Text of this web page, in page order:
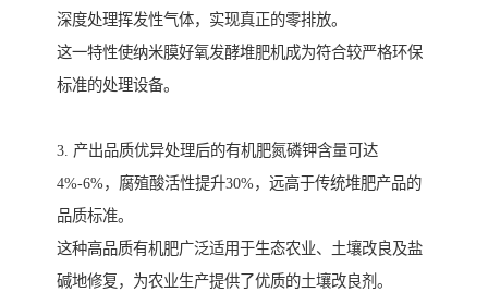
深度处理挥发性气体，实现真正的零排放。
这一特性使纳米膜好氧发酵堆肥机成为符合较严格环保
标准的处理设备。
3. 产出品质优异处理后的有机肥氮磷钾含量可达
4%-6%，腐殖酸活性提升30%，远高于传统堆肥产品的
品质标准。
这种高品质有机肥广泛适用于生态农业、土壤改良及盐
碱地修复，为农业生产提供了优质的土壤改良剂。